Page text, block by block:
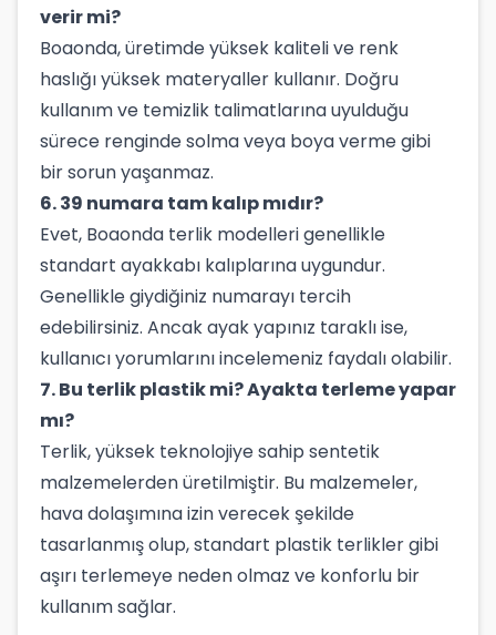
verir mi?
Boaonda, üretimde yüksek kaliteli ve renk
haslığı yüksek materyaller kullanır. Doğru
kullanım ve temizlik talimatlarına uyulduğu
sürece renginde solma veya boya verme gibi
bir sorun yaşanmaz.
6. 39 numara tam kalıp mıdır?
Evet, Boaonda terlik modelleri genellikle
standart ayakkabı kalıplarına uygundur.
Genellikle giydiğiniz numarayı tercih
edebilirsiniz. Ancak ayak yapınız taraklı ise,
kullanıcı yorumlarını incelemeniz faydalı olabilir.
7. Bu terlik plastik mi? Ayakta terleme yapar
mı?
Terlik, yüksek teknolojiye sahip sentetik
malzemelerden üretilmiştir. Bu malzemeler,
hava dolaşımına izin verecek şekilde
tasarlanmış olup, standart plastik terlikler gibi
aşırı terlemeye neden olmaz ve konforlu bir
kullanım sağlar.